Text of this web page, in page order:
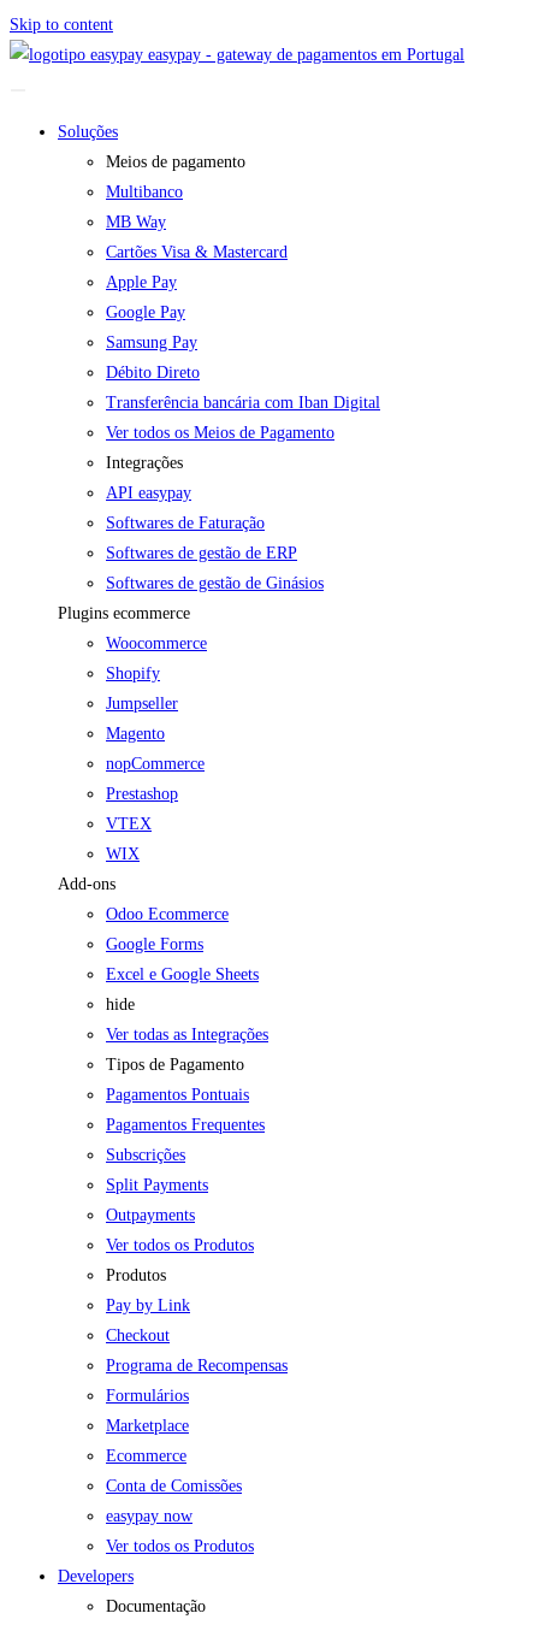
Skip to content
easypay - gateway de pagamentos em Portugal
Soluções
Meios de pagamento
Multibanco
MB Way
Cartões Visa & Mastercard
Apple Pay
Google Pay
Samsung Pay
Débito Direto
Transferência bancária com Iban Digital
Ver todos os Meios de Pagamento
Integrações
API easypay
Softwares de Faturação
Softwares de gestão de ERP
Softwares de gestão de Ginásios
Plugins ecommerce
Woocommerce
Shopify
Jumpseller
Magento
nopCommerce
Prestashop
VTEX
WIX
Add-ons
Odoo Ecommerce
Google Forms
Excel e Google Sheets
hide
Ver todas as Integrações
Tipos de Pagamento
Pagamentos Pontuais
Pagamentos Frequentes
Subscrições
Split Payments
Outpayments
Ver todos os Produtos
Produtos
Pay by Link
Checkout
Programa de Recompensas
Formulários
Marketplace
Ecommerce
Conta de Comissões
easypay now
Ver todos os Produtos
Developers
Documentação